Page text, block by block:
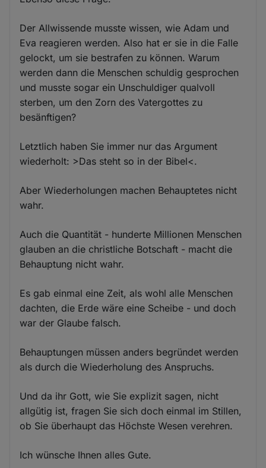
Der Allwissende musste wissen, wie Adam und
Eva reagieren werden. Also hat er sie in die Falle
gelockt, um sie bestrafen zu können. Warum
werden dann die Menschen schuldig gesprochen
und musste sogar ein Unschuldiger qualvoll
sterben, um den Zorn des Vatergottes zu
besänftigen?
Letztlich haben Sie immer nur das Argument
wiederholt: >Das steht so in der Bibel<.
Aber Wiederholungen machen Behauptetes nicht
wahr.
Auch die Quantität - hunderte Millionen Menschen
glauben an die christliche Botschaft - macht die
Behauptung nicht wahr.
Es gab einmal eine Zeit, als wohl alle Menschen
dachten, die Erde wäre eine Scheibe - und doch
war der Glaube falsch.
Behauptungen müssen anders begründet werden
als durch die Wiederholung des Anspruchs.
Und da ihr Gott, wie Sie explizit sagen, nicht
allgütig ist, fragen Sie sich doch einmal im Stillen,
ob Sie überhaupt das Höchste Wesen verehren.
Ich wünsche Ihnen alles Gute.